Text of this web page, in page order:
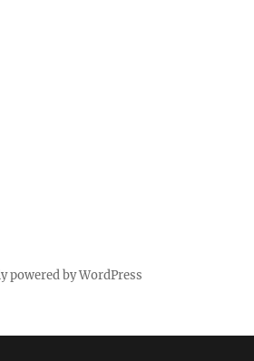
powered by WordPress